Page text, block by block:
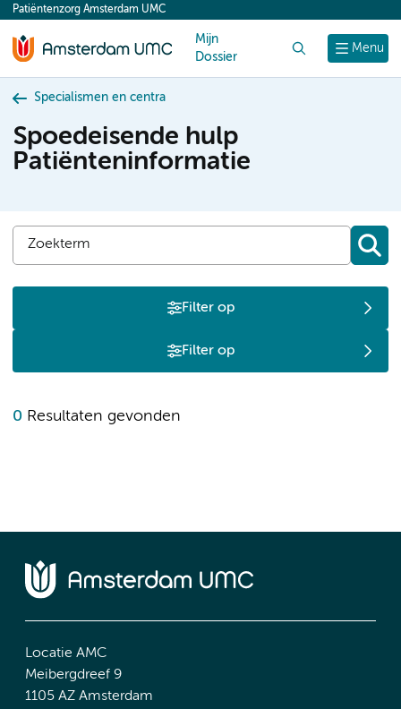
content
Menu
Patiëntenzorg Amsterdam UMC
Mijn
Dossier
Specialismen en centra
Spoedeisende hulp
Patiënteninformatie
Filter op
Filter op
0 Resultaten gevonden
Locatie AMC
Meibergdreef 9
1105 AZ Amsterdam